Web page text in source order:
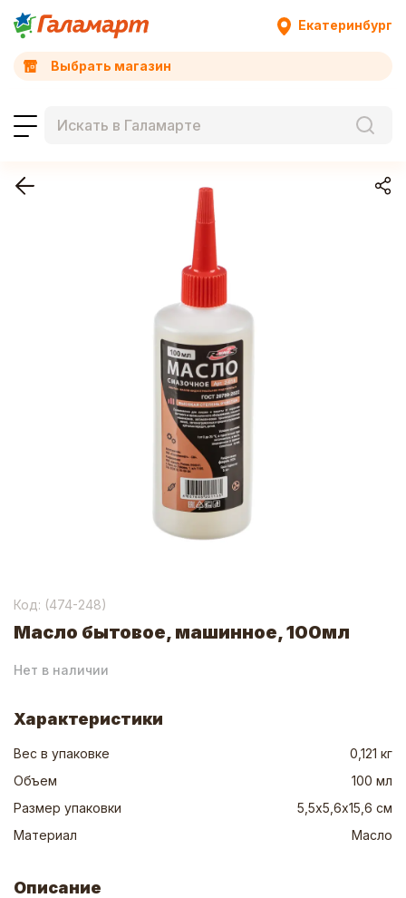
Екатеринбург
Выбрать магазин
Код: (474-248)
Масло бытовое, машинное, 100мл
Нет в наличии
Характеристики
Вес в упаковке
0,121 кг
Объем
100 мл
Размер упаковки
5,5х5,6х15,6 см
Материал
Масло
Описание